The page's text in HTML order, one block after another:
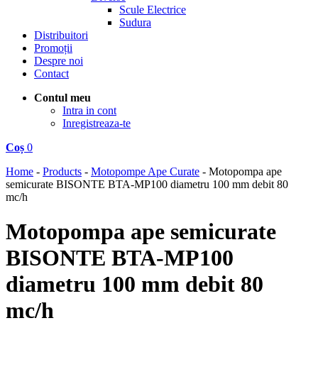
Scule Electrice
Sudura
Distribuitori
Promoții
Despre noi
Contact
Contul meu
Intra in cont
Inregistreaza-te
Coș 0
Home - Products - Motopompe Ape Curate - Motopompa ape
semicurate BISONTE BTA-MP100 diametru 100 mm debit 80
mc/h
Motopompa ape semicurate
BISONTE BTA-MP100
diametru 100 mm debit 80
mc/h